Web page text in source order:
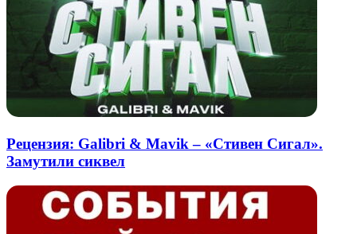
Рецензия: Galibri & Mavik – «Стивен Сигал».
Замутили сиквел